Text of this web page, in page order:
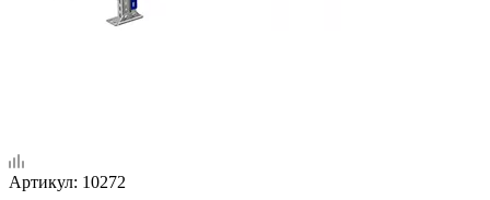
Артикул: 10272